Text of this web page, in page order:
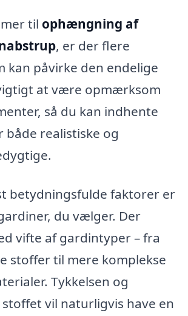
til ophængning af
, er der flere
kan påvirke den endelige
at være opmærksom
så du kan indhente
både realistiske og
betydningsfulde faktorer er
du vælger. Der
vifte af gardintyper – fra
stoffer til mere komplekse
Tykkelsen og
vil naturligvis have en